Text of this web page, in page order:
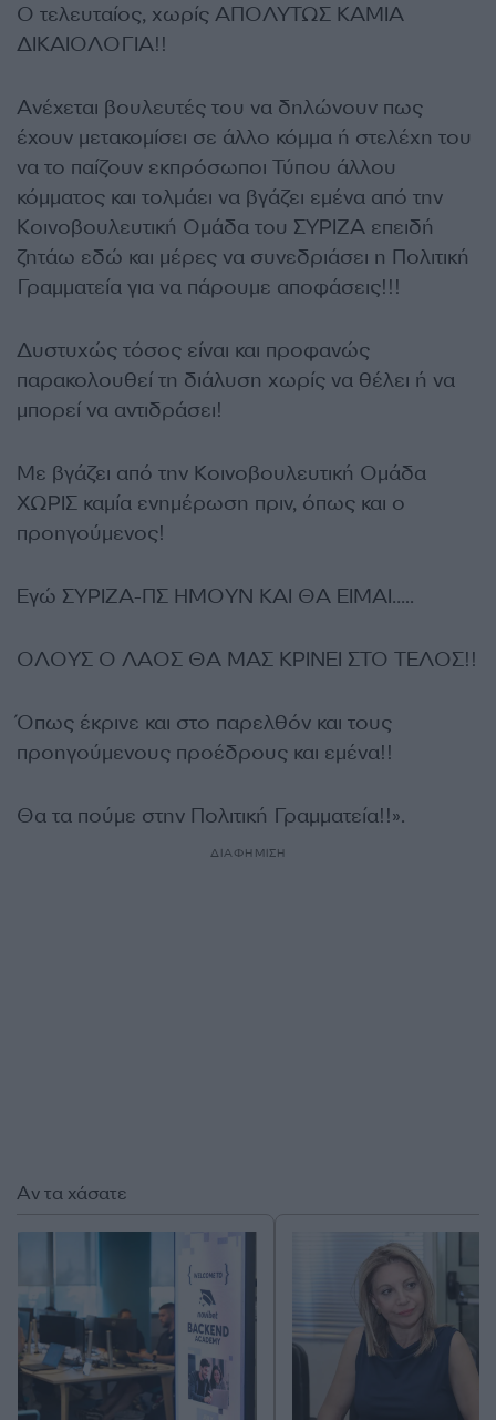
Ο τελευταίος, χωρίς ΑΠΟΛΥΤΩΣ ΚΑΜΙΑ
ΔΙΚΑΙΟΛΟΓΙΑ!!
Ανέχεται βουλευτές του να δηλώνουν πως
έχουν μετακομίσει σε άλλο κόμμα ή στελέχη του
να το παίζουν εκπρόσωποι Τύπου άλλου
κόμματος και τολμάει να βγάζει εμένα από την
Κοινοβουλευτική Ομάδα του ΣΥΡΙΖΑ επειδή
ζητάω εδώ και μέρες να συνεδριάσει η Πολιτική
Γραμματεία για να πάρουμε αποφάσεις!!!
Δυστυχώς τόσος είναι και προφανώς
παρακολουθεί τη διάλυση χωρίς να θέλει ή να
μπορεί να αντιδράσει!
Με βγάζει από την Κοινοβουλευτική Ομάδα
ΧΩΡΙΣ καμία ενημέρωση πριν, όπως και ο
προηγούμενος!
Εγώ ΣΥΡΙΖΑ-ΠΣ ΗΜΟΥΝ ΚΑΙ ΘΑ ΕΙΜΑΙ…..
ΟΛΟΥΣ Ο ΛΑΟΣ ΘΑ ΜΑΣ ΚΡΙΝΕΙ ΣΤΟ ΤΕΛΟΣ!!
Όπως έκρινε και στο παρελθόν και τους
προηγούμενους προέδρους και εμένα!!
Θα τα πούμε στην Πολιτική Γραμματεία!!».
ΔΙΑΦΗΜΙΣΗ
Αν τα χάσατε